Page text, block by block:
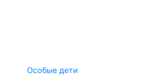
Особые дети